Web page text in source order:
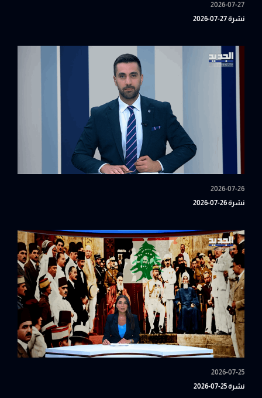
2026-07-27
نشرة 27-07-2026
2026-07-26
نشرة 26-07-2026
2026-07-25
نشرة 25-07-2026